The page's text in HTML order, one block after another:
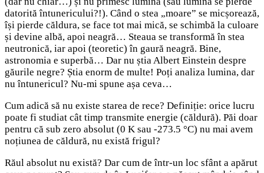
datorită întunericului?!). Când o stea „moare” se micșorează,
își pierde căldura, se face tot mai mică, se schimbă la culoare
și devine albă, apoi neagră… Steaua se transformă în stea
neutronică, iar apoi (teoretic) în gaură neagră. Bine,
astronomia e superbă… Dar nu știa Albert Einstein despre
găurile negre? Știa enorm de multe! Poți analiza lumina, dar
nu întunericul? Nu-mi spune așa ceva…
Cum adică să nu existe starea de rece? Definiție: orice lucru
poate fi studiat cât timp transmite energie (căldură). Păi doar
pentru că sub zero absolut (0 K sau -273.5 °C) nu mai avem
noțiunea de căldură, nu există frigul?
Răul absolut nu există? Dar cum de într-un loc sfânt a apărut